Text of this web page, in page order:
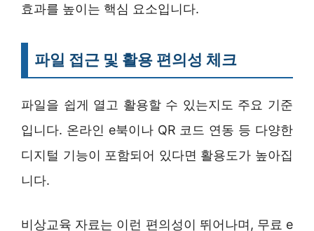
효과를 높이는 핵심 요소입니다.
파일 접근 및 활용 편의성 체크
파일을 쉽게 열고 활용할 수 있는지도 주요 기준
입니다. 온라인 e북이나 QR 코드 연동 등 다양한
디지털 기능이 포함되어 있다면 활용도가 높아집
니다.
비상교육 자료는 이런 편의성이 뛰어나며, 무료 e